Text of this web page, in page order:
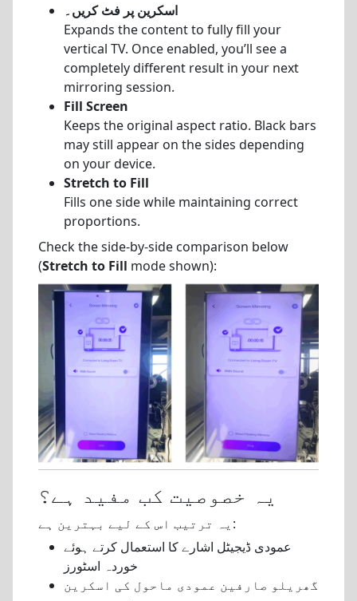
اسکرین پر فٹ کریں۔
Expands the content to fully fill your
vertical TV. Once enabled, you’ll see a
completely different result in your next
mirroring session.
Fill Screen
Keeps the original aspect ratio. Black bars
may still appear on the sides depending
on your device.
Stretch to Fill
Fills one side while maintaining correct
proportions.
Check the side-by-side comparison below
(Stretch to Fill mode shown):
یہ خصوصیت کب مفید ہے؟
یہ ترتیب اس کے لیے بہترین ہے:
عمودی ڈیجیٹل اشارے کا استعمال کرتے ہوئے
خوردہ اسٹورز
گھریلو صارفین عمودی ماحول کی اسکرین